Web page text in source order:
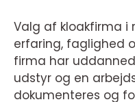
Valg af kloakfirma i
erfaring, faglighed
firma har
udstyr og en
dokumenteres og